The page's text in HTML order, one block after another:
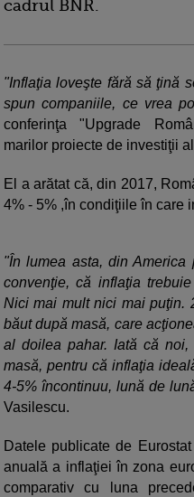
cadrul BNR.
"Inflaţia loveşte fără să ţină
spun companiile, ce vrea
conferinţa "Upgrade
marilor proiecte de investiţii
El a arătat că, din 2017,
4% - 5% ,în condiţiile în care
"În lumea asta, din
convenţie, că inflaţia
Nici mai mult nici mai puţin.
băut după masă, care
al doilea pahar. Iată că
masă, pentru că inflaţia
4-5% încontinuu, lună de
Vasilescu.
Datele publicate de
anuală a inflaţiei în zona
comparativ cu luna